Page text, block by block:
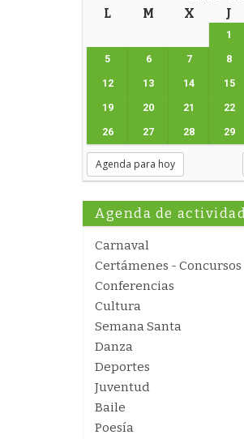
L M X J
1
5 6 7 8
12 13 14 15
19 20 21 22
26 27 28 29
Agenda para hoy
Agenda de
Carnaval
Certámenes - Concursos
Conferencias
Cultura
Semana Santa
Danza
Deportes
Juventud
Baile
Poesía